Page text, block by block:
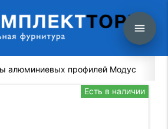
menu
алюминиевых профилей Модус
Есть в наличии